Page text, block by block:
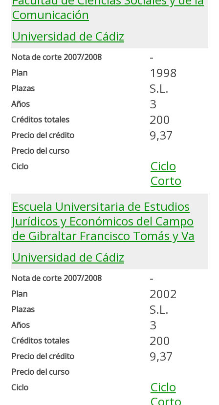
Comunicación
Universidad de Cádiz
Nota de corte 2007/2008
Plan
Plazas
Años
Créditos totales
Precio del crédito
Precio del curso
Ciclo
-
1998
S.L.
3
200
9,37
Ciclo
Corto
Escuela Universitaria de Estudios
Jurídicos y Económicos del Campo
de Gibraltar Francisco Tomás y Va
Universidad de Cádiz
Nota de corte 2007/2008
Plan
Plazas
Años
Créditos totales
Precio del crédito
Precio del curso
Ciclo
-
2002
S.L.
3
200
9,37
Ciclo
Corto